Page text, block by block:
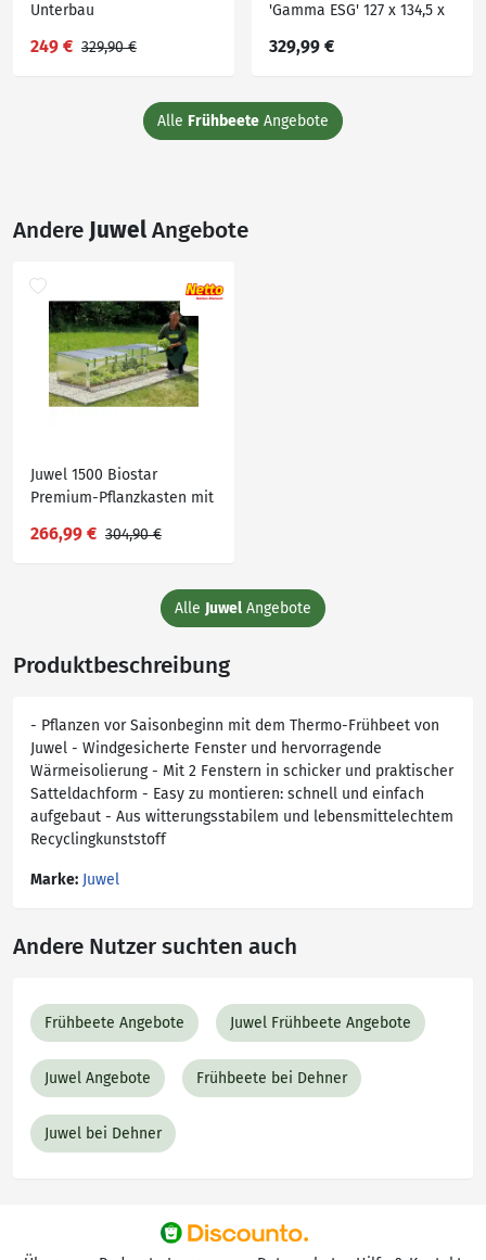
Unterbau
249 € 329,90 €
'Gamma ESG' 127 x 134,5 x
329,99 €
Alle Frühbeete Angebote
Andere Juwel Angebote
Juwel 1500 Biostar
Premium-Pflanzkasten mit
266,99 € 304,90 €
Alle Juwel Angebote
Produktbeschreibung
- Pflanzen vor Saisonbeginn mit dem Thermo-Frühbeet von
Juwel - Windgesicherte Fenster und hervorragende
Wärmeisolierung - Mit 2 Fenstern in schicker und praktischer
Satteldachform - Easy zu montieren: schnell und einfach
aufgebaut - Aus witterungsstabilem und lebensmittelechtem
Recyclingkunststoff
Marke: Juwel
Andere Nutzer suchten auch
Frühbeete Angebote Juwel Frühbeete Angebote
Juwel Angebote Frühbeete bei Dehner
Juwel bei Dehner